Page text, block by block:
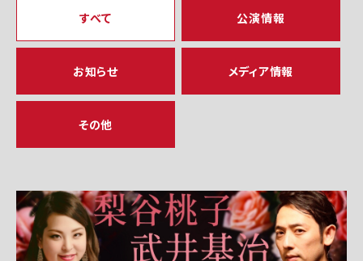
すべて 公演情報
お知らせ メディア情報
その他